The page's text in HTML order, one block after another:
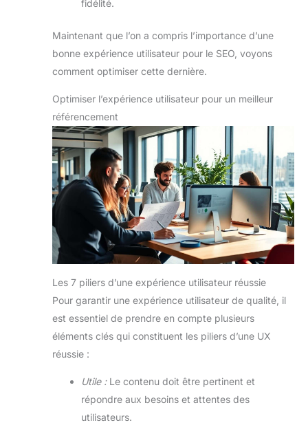
fidélité.
Maintenant que l’on a compris l’importance d’une
bonne expérience utilisateur pour le SEO, voyons
comment optimiser cette dernière.
Optimiser l’expérience utilisateur pour un meilleur
référencement
Les 7 piliers d’une expérience utilisateur réussie
Pour garantir une expérience utilisateur de qualité, il
est essentiel de prendre en compte plusieurs
éléments clés qui constituent les piliers d’une UX
réussie :
Utile :Le contenu doit être pertinent et
répondre aux besoins et attentes des
utilisateurs.